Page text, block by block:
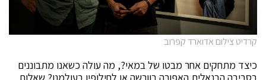
קרדיט צילום אדוארד קפרוב
כיצד מתחקים אחר מבטו של במאי?, מה עולה כשאנו מתבוננים